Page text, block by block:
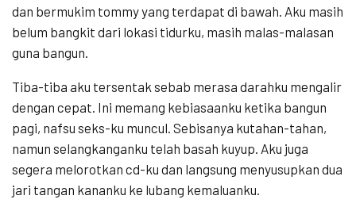
dan bermukim tommy yang terdapat di bawah. Aku masih
belum bangkit dari lokasi tidurku, masih malas-malasan
guna bangun.
Tiba-tiba aku tersentak sebab merasa darahku mengalir
dengan cepat. Ini memang kebiasaanku ketika bangun
pagi, nafsu seks-ku muncul. Sebisanya kutahan-tahan,
namun selangkanganku telah basah kuyup. Aku juga
segera melorotkan cd-ku dan langsung menyusupkan dua
jari tangan kananku ke lubang kemaluanku.